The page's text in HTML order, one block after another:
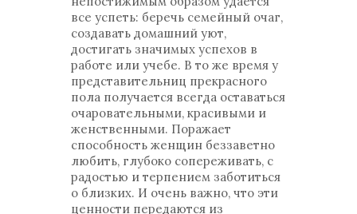
все успеть: беречь семейный очаг,
создавать домашний уют,
достигать значимых успехов в
работе или учебе. В то же время у
представительниц прекрасного
пола получается всегда оставаться
очаровательными, красивыми и
женственными. Поражает
способность женщин беззаветно
любить, глубоко сопереживать, с
радостью и терпением заботиться
о близких. И очень важно, что эти
ценности передаются из